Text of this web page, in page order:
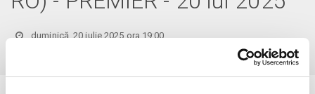
duminică, 20 iulie 2025 ora 19:00